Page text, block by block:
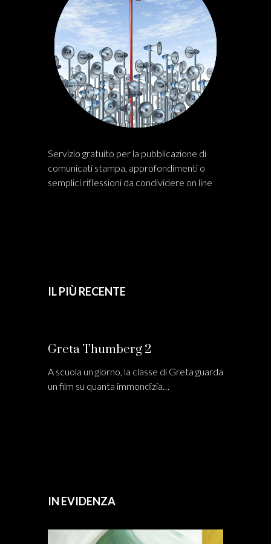
Servizio gratuito per la pubblicazione di
comunicati stampa, approfondimenti o
semplici riflessioni da condividere on line
IL PIÙ RECENTE
Greta Thumberg 2
A scuola un giorno, la classe di Greta guarda
un film su quanta immondizia…
IN EVIDENZA